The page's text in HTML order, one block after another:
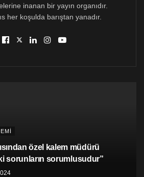
inanan bir yayın organıdır.
her koşulda barıştan yanadır.
özel kalem müdürü
sorunların sorumlusudur”